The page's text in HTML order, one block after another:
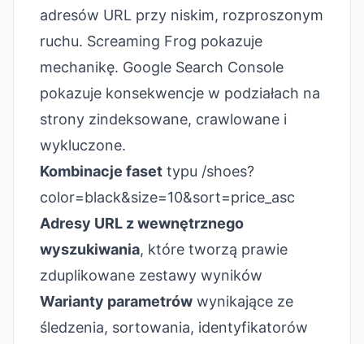
adresów URL przy niskim, rozproszonym
ruchu. Screaming Frog pokazuje
mechanikę. Google Search Console
pokazuje konsekwencje w podziałach na
strony zindeksowane, crawlowane i
wykluczone.
Kombinacje faset typu /shoes?
color=black&size=10&sort=price_asc
Adresy URL z wewnętrznego
wyszukiwania, które tworzą prawie
zduplikowane zestawy wyników
Warianty parametrów wynikające ze
śledzenia, sortowania, identyfikatorów